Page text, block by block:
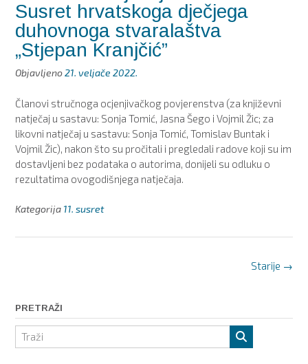
Susret hrvatskoga dječjega
duhovnoga stvaralaštva
„Stjepan Kranjčić”
Objavljeno21. veljače 2022.
Članovi stručnoga ocjenjivačkog povjerenstva (za književni
natječaj u sastavu: Sonja Tomić, Jasna Šego i Vojmil Žic; za
likovni natječaj u sastavu: Sonja Tomić, Tomislav Buntak i
Vojmil Žic), nakon što su pročitali i pregledali radove koji su im
dostavljeni bez podataka o autorima, donijeli su odluku o
rezultatima ovogodišnjega natječaja.
Kategorija 11. susret
Starije →
PRETRAŽI